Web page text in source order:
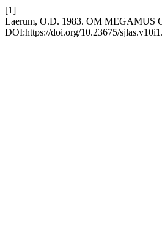
[1]
Laerum, O.D. 1983. OM MEGAMUS
DOI:https://doi.org/10.23675/